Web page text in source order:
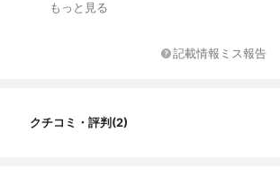
ウムOT、アスコルビン酸2－グルコシド
ュガースクワラン、ペンチレングリコー
アリン酸フィトステリル、 マカデミアナッ
もっと見る
記載情報ミス報告
クチコミ・評判(2)